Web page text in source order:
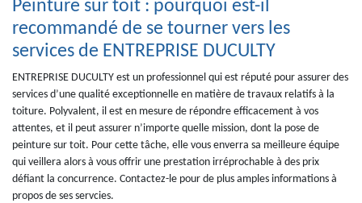
Peinture sur toit : pourquoi est-il
recommandé de se tourner vers les
services de ENTREPRISE DUCULTY
ENTREPRISE DUCULTY est un professionnel qui est réputé pour assurer des
services d’une qualité exceptionnelle en matière de travaux relatifs à la
toiture. Polyvalent, il est en mesure de répondre efficacement à vos
attentes, et il peut assurer n’importe quelle mission, dont la pose de
peinture sur toit. Pour cette tâche, elle vous enverra sa meilleure équipe
qui veillera alors à vous offrir une prestation irréprochable à des prix
défiant la concurrence. Contactez-le pour de plus amples informations à
propos de ses servcies.